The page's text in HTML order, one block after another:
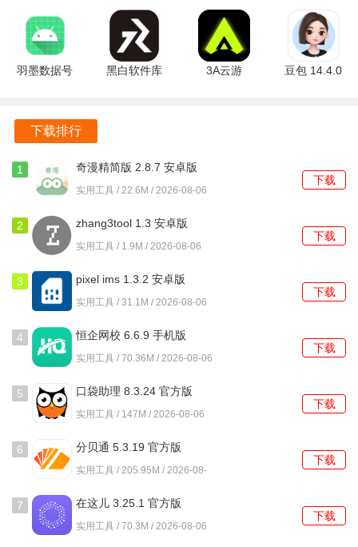
常见问题
Q1：如何确保我的考勤数据不会丢失?
Q2：我可以如何设置打卡提醒?
在软件的设置中开启打卡提醒功能，自定义提醒时间，确保
Q3：如果我需要请假，如何记录?
考勤助手支持记录请假信息，用户只需在考勤记录中选择请
假选项，并填写相关信息，即可完成请假记录。
Q4：我可以使用考勤助手管理多份工作的考勤吗?
考勤助手支持自定义工作制，为不同的工作设置不同的考勤
Q5：如何查看我的工作时长统计?
在统计查询中查看自己的工作时长，软件会自动生成详细的
统计报表，便于用户分析自己的工作状态。
版
事通 3.1.4
官方版
2.2.1 安卓
版
海外版
v1.10.9.900
中文免费版
羽墨数据号
黑白软件库
3A云游
豆包 14.4.0
下载排行
1 奇漫精简版 2.8.7 安卓版
实用工具 / 22.6M / 2026-08-06
下载
2 zhang3tool 1.3 安卓版
实用工具 / 1.9M / 2026-08-06
下载
3 pixel ims 1.3.2 安卓版
实用工具 / 31.1M / 2026-08-06
下载
4 恒企网校 6.6.9 手机版
实用工具 / 70.36M / 2026-08-06
下载
5 口袋助理 8.3.24 官方版
实用工具 / 147M / 2026-08-06
下载
6 分贝通 5.3.19 官方版
实用工具 / 205.95M / 2026-08-
下载
7 在这儿 3.25.1 官方版
实用工具 / 70.3M / 2026-08-06
下载